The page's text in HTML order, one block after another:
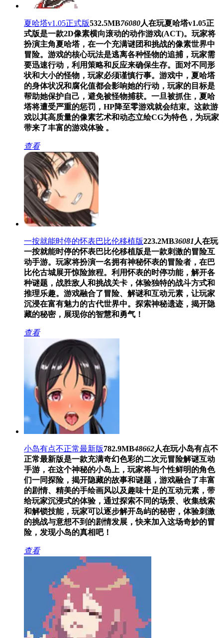
夏哈塔v1.05正式版532.5MB76080人在玩夏哈塔v1.05正
式版是一款2D像素横向滚动的动作游戏(ACT)。玩家将
扮演主角夏哈塔，在一个充满谜团和挑战的像素世界中
冒险。游戏的核心玩法是逃离各种怪物的追捕，玩家需
要迅速行动，利用策略和反应来确保生存。面对不同形
状和大小的怪物，玩家必须谨慎行事。游戏中，夏哈塔
的身体状况和腐化值都会影响她的行动，玩家的目标是
帮助她保护自己，避免被怪物捕获。一旦被抓住，夏哈
塔将遭受严重的惩罚，HP降至零游戏就会结束。这款游
戏以其高质量的像素艺术和动态立绘CG为特色，为玩家
带来了丰富的游戏体验 。
查看
一按就能时停的怀表巴比伦移植版223.2MB36081 人在玩
一按就能时停的怀表巴比伦移植版是一款刺激的冒险互
动手游。玩家将扮演一名拥有神秘怀表的冒险者，在巴
比伦古城展开惊险旅程。利用怀表的时停功能，解开各
种谜题，战胜敌人和挑战关卡，体验独特的战斗方式和
推理乐趣。游戏融合了冒险、解谜和互动元素，让玩家
沉浸在富有魅力的古代世界中。探索神秘遗迹，揭开隐
藏的秘密，展现你的智慧和勇气！
查看
小岛有点不正常最新版782.9MB48662人在玩小岛有点不
正常最新版是一款充满奇幻色彩的二次元冒险解谜互动
手游，在这个神秘的小岛上，玩家将与个性鲜明的角色
们一同探险，揭开隐藏的故事和谜题，游戏融合了丰富
的剧情、精美的手绘画风以及趣味十足的互动元素，带
给玩家沉浸式的体验，通过探索不同的场景、收集线索
和解锁技能，玩家可以逐步解开岛屿的秘密，体验刺激
的挑战与意想不到的剧情发展，快来加入这场奇妙的冒
险，发现小岛的真相吧！
查看